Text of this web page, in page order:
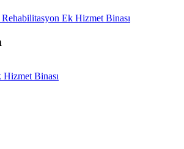
Ek Hizmet Binası
Binası